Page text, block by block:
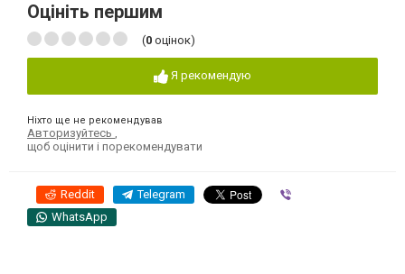
Оцініть першим
(0 оцінок)
Я рекомендую
Ніхто ще не рекомендував
Авторизуйтесь
щоб оцінити і порекомендувати
Reddit Telegram
WhatsApp